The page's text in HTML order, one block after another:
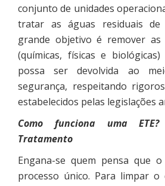
conjunto de unidades
tratar as águas residuais de
grande objetivo é remover as
(químicas, físicas e
possa ser devolvida ao
segurança, respeitando
estabelecidos pelas legislações
Como funciona uma
Tratamento
Engana-se quem pensa que
processo único. Para limpar